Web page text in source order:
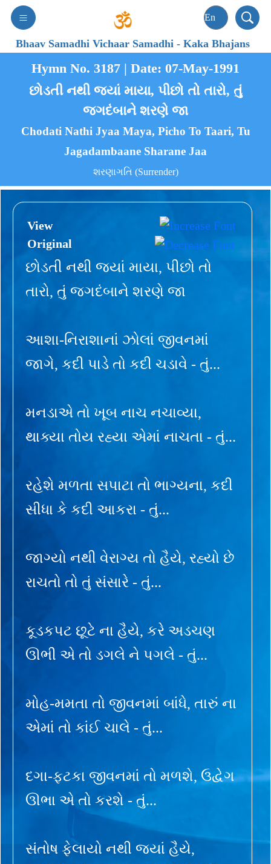
Bhaav Samadhi Vichaar Samadhi-Kaka Bhajans
Hymn No. 3187 | Date: 07-May-1991
છોડતી નથી જ્યાં માયા, પીછો તો તારો, તું
જગદંબાને શરણે જા
Chodati Nathi Jyaa Maya, Picho To Taari, Tu
Jagadambaane Sharane Jaa
શરણાગતિ (Surrender)
View
Original
છોડતી નથી જ્યાં માયા, પીછો તો
તારો, તું જગદંબાને શરણે જા
આશા-નિરાશાનાં ઝોલાં જીવનમાં
જાગે, કદી પાડે તો કદી ચડાવે - તું...
મનડાએ તો ખૂબ નાચ નચાવ્યા,
થાક્યા તોય રહ્યા એમાં નાચતા - તું...
રહેશે મળતા સપાટા તો ભાગ્યના, કદી
સીધા કે કદી આકરા - તું...
જાગ્યો નથી વેરાગ્ય તો હૈયે, રહ્યો છે
રાચતો તો તું સંસારે - તું...
કૂડકપટ છૂટે ના હૈયે, કરે અડચણ
ઊભી એ તો ડગલે ને પગલે - તું...
મોહ-મમતા તો જીવનમાં બાંધે, તારું ના
એમાં તો કાંઈ ચાલે - તું...
દગા-ફટકા જીવનમાં તો મળશે, ઉદ્વેગ
ઊભા એ તો કરશે - તું...
સંતોષ ફેલાયો નથી જ્યાં હૈયે,